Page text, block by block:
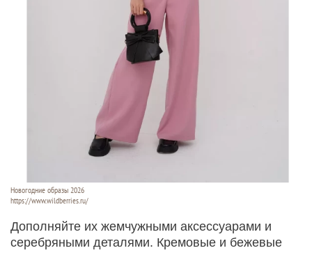
Новогодние образы 2026
https://www.wildberries.ru/
Дополняйте их жемчужными аксессуарами и
серебряными деталями. Кремовые и бежевые